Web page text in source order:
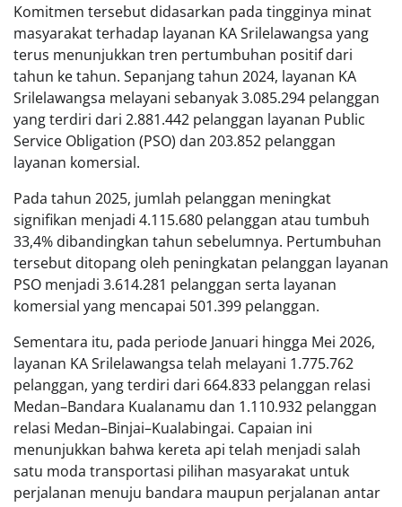
Komitmen tersebut didasarkan pada tingginya minat
masyarakat terhadap layanan KA Srilelawangsa yang
terus menunjukkan tren pertumbuhan positif dari
tahun ke tahun. Sepanjang tahun 2024, layanan KA
Srilelawangsa melayani sebanyak 3.085.294 pelanggan
yang terdiri dari 2.881.442 pelanggan layanan Public
Service Obligation (PSO) dan 203.852 pelanggan
layanan komersial.
Pada tahun 2025, jumlah pelanggan meningkat
signifikan menjadi 4.115.680 pelanggan atau tumbuh
33,4% dibandingkan tahun sebelumnya. Pertumbuhan
tersebut ditopang oleh peningkatan pelanggan layanan
PSO menjadi 3.614.281 pelanggan serta layanan
komersial yang mencapai 501.399 pelanggan.
Sementara itu, pada periode Januari hingga Mei 2026,
layanan KA Srilelawangsa telah melayani 1.775.762
pelanggan, yang terdiri dari 664.833 pelanggan relasi
Medan–Bandara Kualanamu dan 1.110.932 pelanggan
relasi Medan–Binjai–Kualabingai. Capaian ini
menunjukkan bahwa kereta api telah menjadi salah
satu moda transportasi pilihan masyarakat untuk
perjalanan menuju bandara maupun perjalanan antar